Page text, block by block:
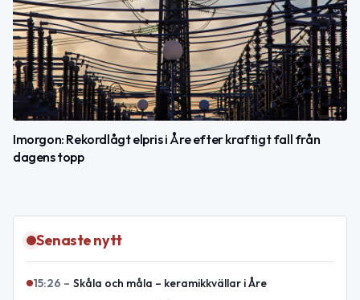
Imorgon: Rekordlågt elpris i Åre efter kraftigt fall från
dagens topp
Senaste nytt
15:26 – Skåla och måla – keramikkvällar i Åre